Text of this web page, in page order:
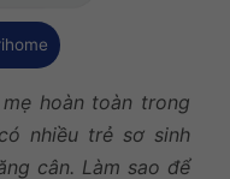
hoàn toàn trong
nhiều trẻ sơ sinh
cân. Làm sao để